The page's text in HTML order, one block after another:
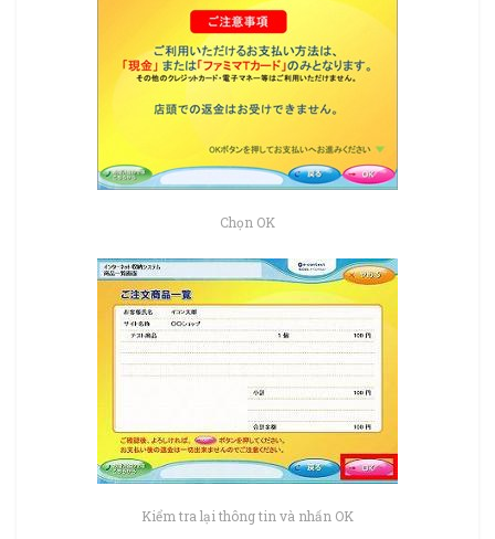
Chọn OK
Kiểm tra lại thông tin và nhấn OK